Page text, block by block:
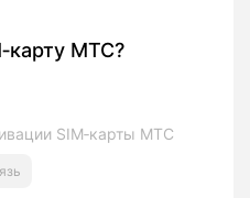
МТС?
SIM‑карты МТС